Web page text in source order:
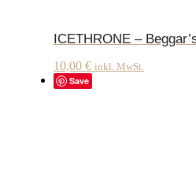
ICETHRONE –
10,00 € inkl. MwSt.
Save